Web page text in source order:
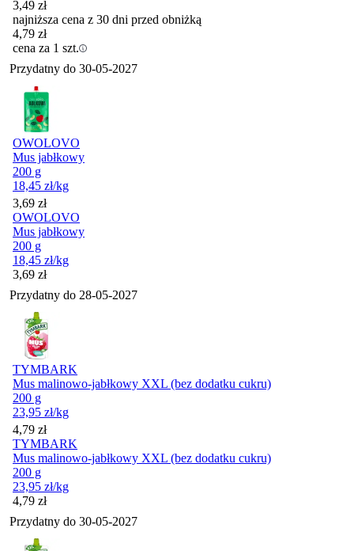
3,49 zł
najniższa cena z 30 dni przed obniżką
4,79 zł
cena za 1 szt.
Przydatny do 30-05-2027
OWOLOVO
Mus jabłkowy
200 g
18,45 zł/kg
Cena
3,69 zł
OWOLOVO
Mus jabłkowy
200 g
18,45 zł/kg
Cena
3,69 zł
Przydatny do 28-05-2027
TYMBARK
Mus malinowo-jabłkowy XXL (bez dodatku cukru)
200 g
23,95 zł/kg
Cena
4,79 zł
TYMBARK
Mus malinowo-jabłkowy XXL (bez dodatku cukru)
200 g
23,95 zł/kg
Cena
4,79 zł
Przydatny do 30-05-2027